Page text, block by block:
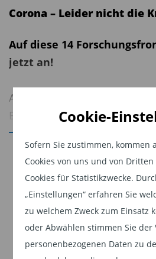
Cookie-
Sofern Sie zustimmen, kommen
Cookies von uns und von Dritten
Cookies für Statistikzwecke.
„Einstellungen“ erfahren Sie
zu welchem Zweck zum Einsatz
oder Abwählen stimmen Sie
personenbezogenen Daten zu
Corona – Leider nicht die
Auf diese 14
jetzt an!
Am 11. Januar 2020 meldeten
Behörden den ersten Corona-
sterben täglich weitere
Ländern an der Covid-19
Lungenkrankheit, tausende
beschwichtigen und
Forschung?
Jetzt
Dieser Inhalt ist für
bestimmt. Mit Klick auf
Sie, dass Sie ein
und stimmen unserer
zu.